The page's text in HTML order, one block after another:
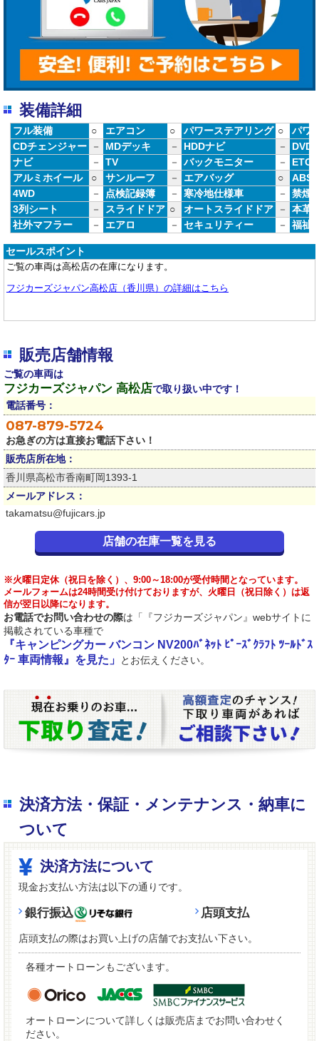
装備詳細
フル装備 ○ エアコン ○ パワーステアリング ○
パワ
CDチェンジャー
－ MDデッキ － HDDナビ －
DVD
ナビ
－ TV － バックモニター －
ETC
アルミホイール
○ サンルーフ － エアバッグ ○
ABS
4WD
－ 点検記録簿 － 寒冷地仕様車 －
禁煙
3列シート
－ スライドドア ○ オートスライドドア －
本革
社外マフラー
－ エアロ － セキュリティー － 福祉
セールスポイント
ご覧の車両は高松店の在庫になります。
フジカーズジャパン高松店（香川県）の詳細はこちら
販売店舗情報
ご覧の車両は
フジカーズジャパン 高松店で取り扱い中です！
電話番号：
087-879-5724
お急ぎの方は直接お電話下さい！
販売店所在地：
香川県高松市香南町岡1393-1
メールアドレス：
takamatsu@fujicars.jp
店舗の在庫一覧を見る
※火曜日定休（祝日を除く）、9:00～18:00が受付時間となっています。
メールフォームは24時間受け付けておりますが、火曜日（祝日除く）は返
信が翌日以降になります。
お電話でお問い合わせの際は「『フジカーズジャパン』webサイトに
掲載されている車種で
『キャンピングカー バンコン NV200ﾊﾞﾈｯﾄ ﾋﾟｰｽﾞｸﾗﾌﾄ ﾂｰﾙﾄﾞｽ
ﾀｰ 車両情報』を見た」
とお伝えください。
決済方法・保証・メンテナンス・納車に
ついて
決済方法について
現金お支払い方法は以下の通りです。
銀行振込 店頭支払
店頭支払の際はお買い上げの店舗でお支払い下さい。
各種オートローンもございます。
オートローンについて詳しくは販売店までお問い合わせく
ださい。